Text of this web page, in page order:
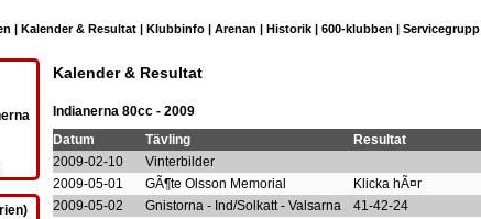
| Kalender & Resultat | Klubbinfo | Arenan | Historik | 600-klubben | Servicegrupp
Kalender & Resultat
Indianerna 80cc - 2009
Datum
Tävling Resultat
2009-02-10
Vinterbilder
2009-05-01
GÃ¶te Olsson Memorial
Klicka hÃ¤r
2009-05-02
Gnistorna - Ind/Solkatt - Valsarna
41-42-24